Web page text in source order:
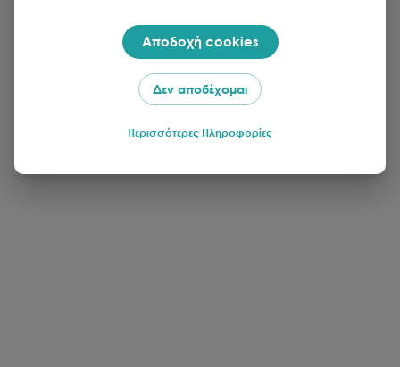
Αποδοχή cookies
Δεν αποδέχομαι
Περισσότερες Πληροφορίες